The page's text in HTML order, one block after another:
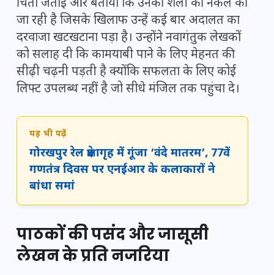
चिंता जताई और बताया कि उनकी शैली की नकल की
जा रही है जिसके खिलाफ उन्हें कई बार अदालत का
दरवाजा खटखटाना पड़ा है। उन्होंने नवागंतुक लेखकों
को सलाह दी कि कामयाबी पाने के लिए मेहनत की
सीढ़ी चढ़नी पड़ती है क्योंकि सफलता के लिए कोई
लिफ्ट उपलब्ध नहीं है जो सीधे मंजिल तक पहुंचा दे।
यह भी पढ़ें
गोरखपुर रेल प्रेक्षागृह में गूंजा ‘वंदे मातरम’, 77वें
गणतंत्र दिवस पर एनईआर के कलाकारों ने
बांधा समां
पाठकों की पसंद और जासूसी
लेखन के प्रति नजरिया